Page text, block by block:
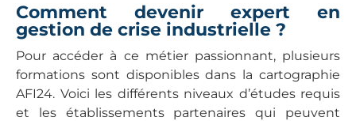
Comment devenir expert en
gestion de crise industrielle ?
Pour accéder à ce métier passionnant, plusieurs
formations sont disponibles dans la cartographie
AFI24. Voici les différents niveaux d’études requis
et les établissements partenaires qui peuvent